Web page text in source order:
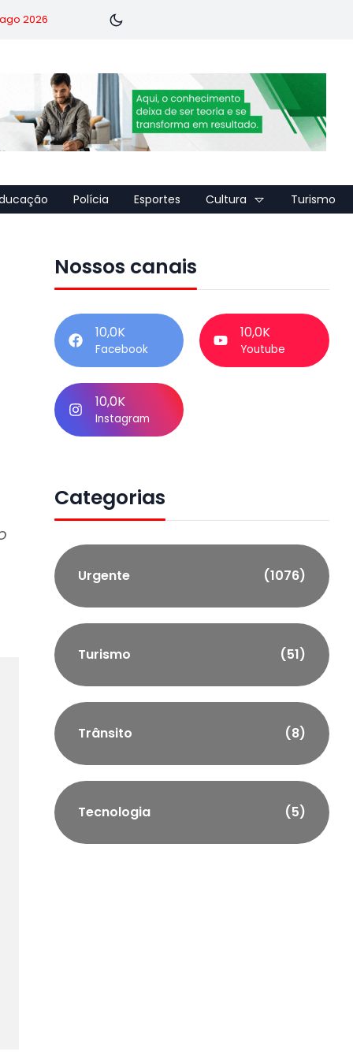
2026
Polícia Esportes Cultura Turismo
Nossos canais
10,0K
Facebook
10,0K
Youtube
10,0K
Instagram
Categorias
Urgente (1076)
Turismo (51)
Trânsito (8)
Tecnologia (5)